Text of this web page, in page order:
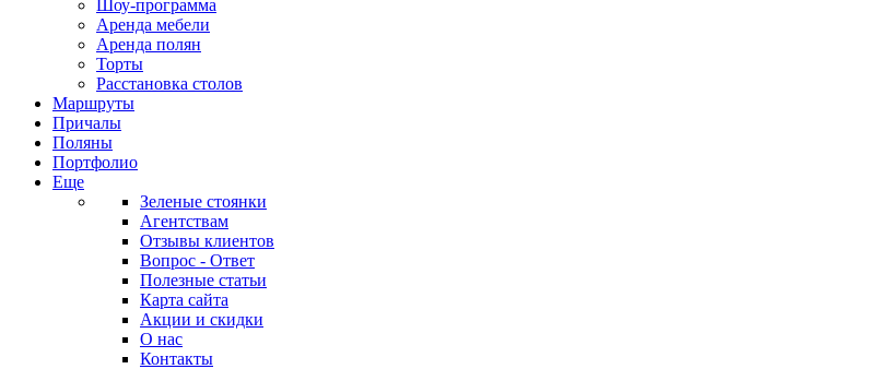
Шоу-программа
Аренда мебели
Аренда полян
Торты
Расстановка столов
Маршруты
Причалы
Поляны
Портфолио
Еще
Зеленые стоянки
Агентствам
Отзывы клиентов
Вопрос - Ответ
Полезные статьи
Карта сайта
Акции и скидки
О нас
Контакты